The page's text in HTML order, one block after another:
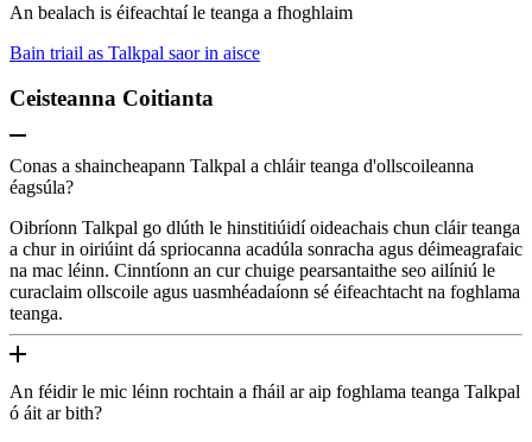
An bealach is éifeachtaí le teanga a fhoghlaim
Bain triail as Talkpal saor in aisce
Ceisteanna Coitianta
Conas a shaincheapann Talkpal a chláir teanga d'ollscoileanna
éagsúla?
Oibríonn Talkpal go dlúth le hinstitiúidí oideachais chun cláir teanga
a chur in oiriúint dá spriocanna acadúla sonracha agus déimeagrafaic
na mac léinn. Cinntíonn an cur chuige pearsantaithe seo ailíniú le
curaclaim ollscoile agus uasmhéadaíonn sé éifeachtacht na foghlama
teanga.
An féidir le mic léinn rochtain a fháil ar aip foghlama teanga Talkpal
ó áit ar bith?